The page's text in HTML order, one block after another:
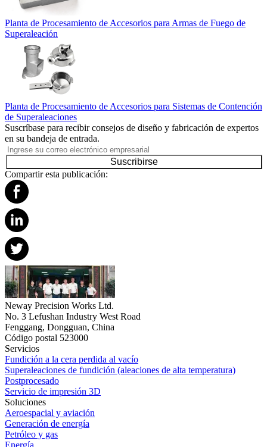
Planta de Procesamiento de Accesorios para Armas de Fuego de
Superaleación
Planta de Procesamiento de Accesorios para Sistemas de Contención
de Superaleaciones
Suscríbase para recibir consejos de diseño y fabricación de expertos
en su bandeja de entrada.
Suscribirse
Compartir esta publicación:
Neway Precision Works Ltd.
No. 3 Lefushan Industry West Road
Fenggang, Dongguan, China
Código postal 523000
Servicios
Fundición a la cera perdida al vacío
Superaleaciones de fundición (aleaciones de alta temperatura)
Postprocesado
Servicio de impresión 3D
Soluciones
Aeroespacial y aviación
Generación de energía
Petróleo y gas